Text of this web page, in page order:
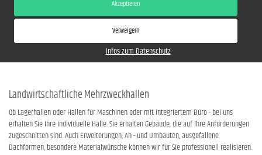
HALLENARTEN:
Landwirtschaftliche Mehrzweckhallen
Ob Lagerhallen oder Hallen für Maschinen oder mit integriertem Büro - bei uns
erhalten Sie Ihre individuelle Halle. Sie erhalten Gebäude, die auf Ihre Anforderungen
zugeschnitten sind. Auch Erweiterungen, An - und Umbauten, ausgefallene
Dachformen, besondere Materialwünsche können wir für Sie professionell realisieren.
Akzeptieren
Verweigern
Infos zum Datenschutz